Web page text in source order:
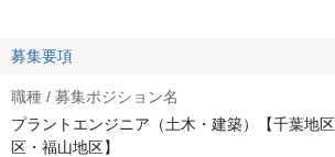
募集要項
職種 / 募集ポジション名
プラントエンジニア（土木・建築）【千葉地
区・福山地区】